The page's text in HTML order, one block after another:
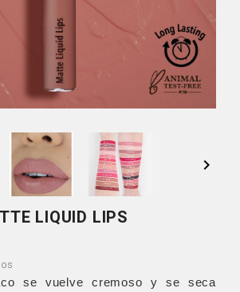

LIQUID LIPS
se vuelve cremoso y se seca